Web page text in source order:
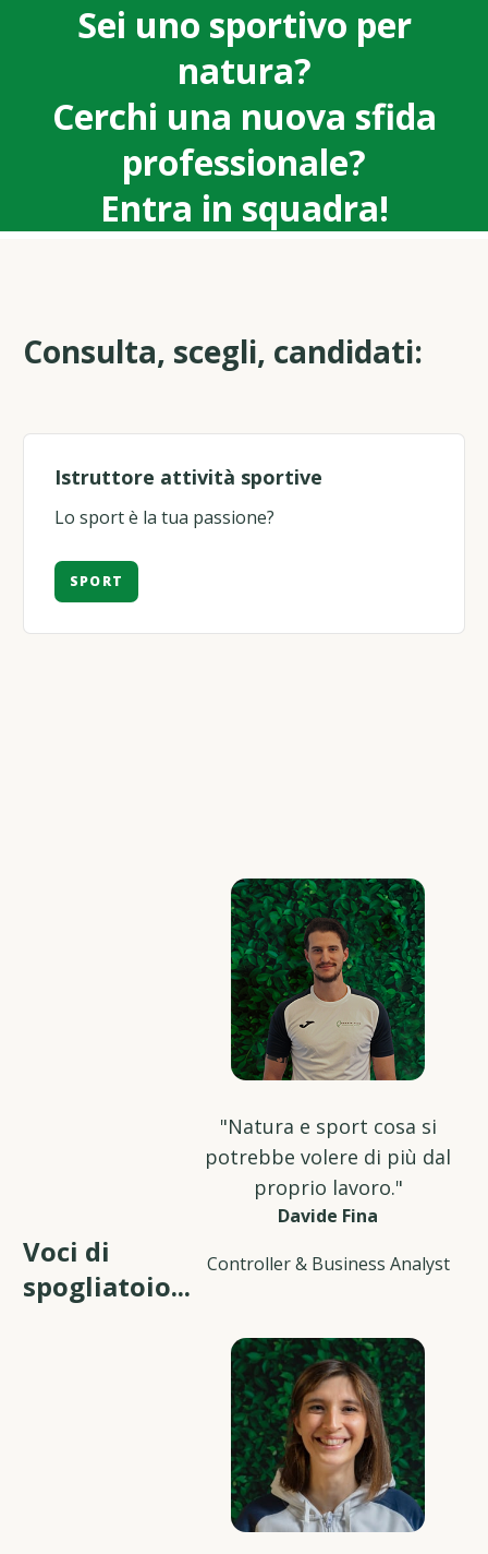
Sei uno sportivo per
natura?
Cerchi una nuova sfida
professionale?
Entra in squadra!
Consulta, scegli, candidati:
Istruttore attività sportive
Lo sport è la tua passione?
SPORT
Voci di
spogliatoio...
"Natura e sport cosa si
potrebbe volere di più dal
proprio lavoro."
Davide Fina
Controller & Business Analyst